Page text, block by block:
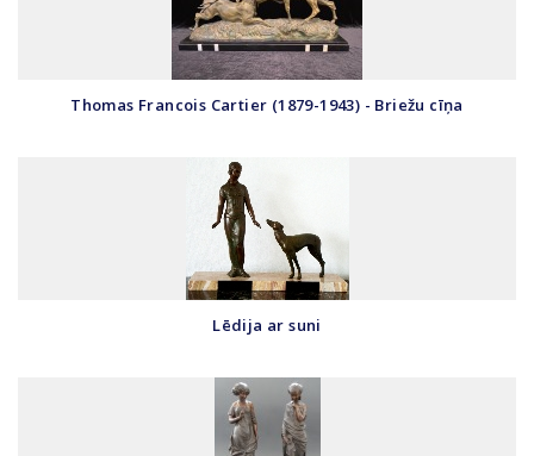
Thomas Francois Cartier (1879-1943) - Briežu cīņa
Lēdija ar suni